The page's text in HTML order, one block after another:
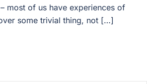
most of us have experiences of
some trivial thing, not […]